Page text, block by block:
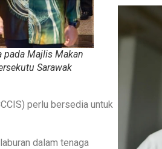
pada Majlis Makan
Sarawak
perlu bersedia untuk
dalam tenaga